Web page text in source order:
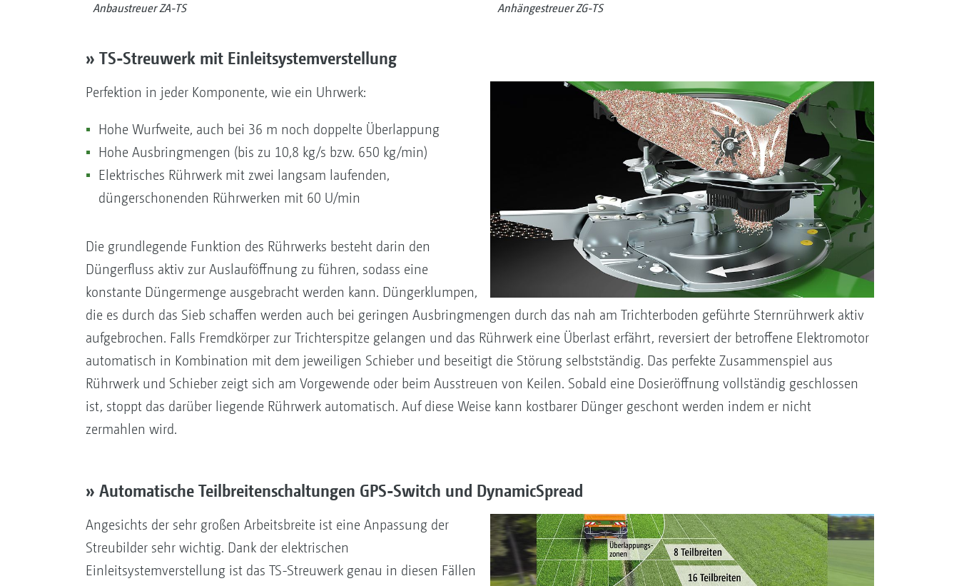
Anbaustreuer ZA-TS Anhängestreuer ZG-TS
» TS-Streuwerk mit Einleitsystemverstellung
Perfektion in jeder Komponente, wie ein Uhrwerk:
Hohe Wurfweite, auch bei 36 m noch doppelte Überlappung
Hohe Ausbringmengen (bis zu 10,8 kg/s bzw. 650 kg/min)
Elektrisches Rührwerk mit zwei langsam laufenden,
düngerschonenden Rührwerken mit 60 U/min
Die grundlegende Funktion des Rührwerks besteht darin den
Düngerfluss aktiv zur Auslauföffnung zu führen, sodass eine
konstante Düngermenge ausgebracht werden kann. Düngerklumpen,
die es durch das Sieb schaffen werden auch bei geringen Ausbringmengen durch das nah am Trichterboden geführte Sternrührwerk aktiv
aufgebrochen. Falls Fremdkörper zur Trichterspitze gelangen und das Rührwerk eine Überlast erfährt, reversiert der betroffene Elektromotor
automatisch in Kombination mit dem jeweiligen Schieber und beseitigt die Störung selbstständig. Das perfekte Zusammenspiel aus
Rührwerk und Schieber zeigt sich am Vorgewende oder beim Ausstreuen von Keilen. Sobald eine Dosieröffnung vollständig geschlossen
ist, stoppt das darüber liegende Rührwerk automatisch. Auf diese Weise kann kostbarer Dünger geschont werden indem er nicht
zermahlen wird.
» Automatische Teilbreitenschaltungen GPS-Switch und DynamicSpread
Angesichts der sehr großen Arbeitsbreite ist eine Anpassung der
Streubilder sehr wichtig. Dank der elektrischen
Einleitsystemverstellung ist das TS-Streuwerk genau in diesen Fällen